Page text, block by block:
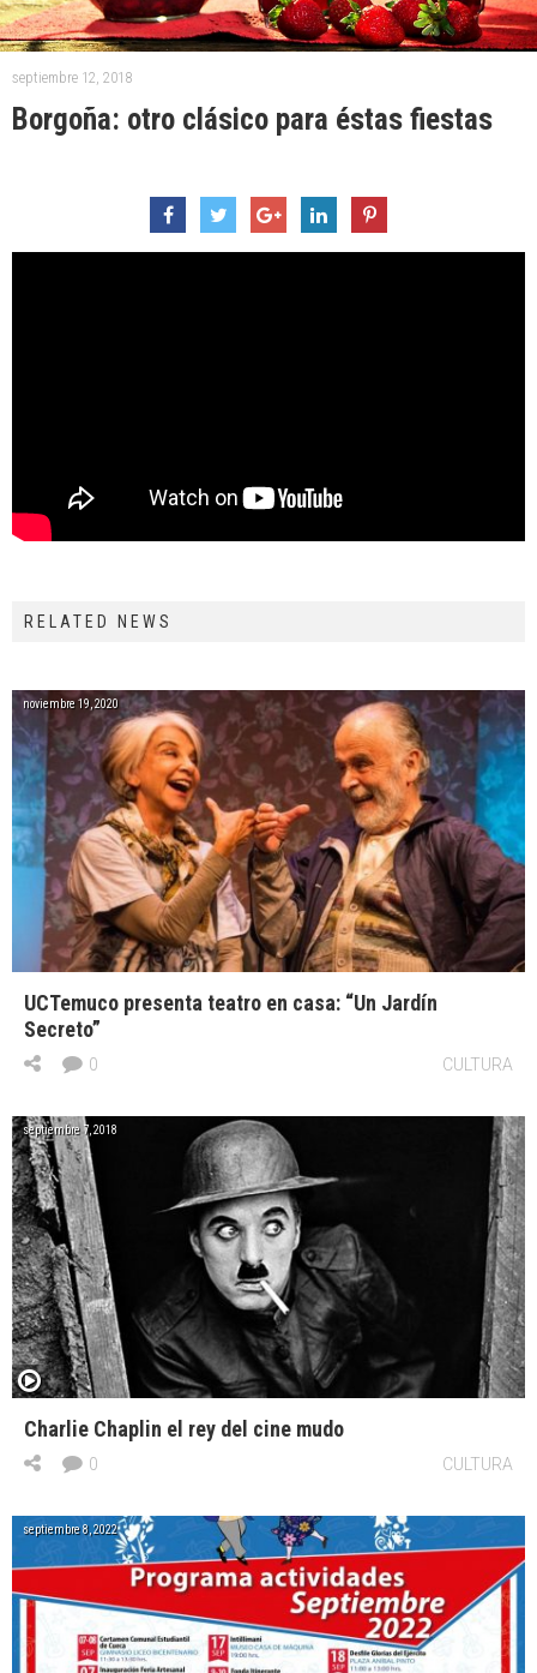
septiembre 12, 2018
Borgoña: otro clásico para éstas fiestas
RELATED NEWS
noviembre 19, 2020
UCTemuco presenta teatro en casa: “Un Jardín
Secreto”
CULTURA
0
septiembre 7, 2018
Charlie Chaplin el rey del cine mudo
CULTURA
0
septiembre 8, 2022